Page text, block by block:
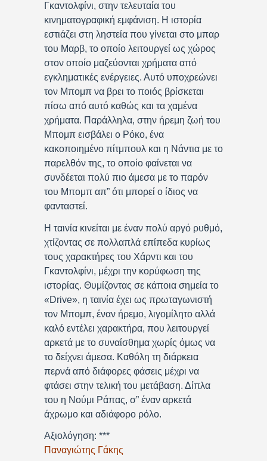
Γκαντολφίνι, στην τελευταία του
κινηματογραφική εμφάνιση. Η ιστορία
εστιάζει στη ληστεία που γίνεται στο μπαρ
του Μαρβ, το οποίο λειτουργεί ως χώρος
στον οποίο μαζεύονται χρήματα από
εγκληματικές ενέργειες. Αυτό υποχρεώνει
τον Μπομπ να βρει το ποιός βρίσκεται
πίσω από αυτό καθώς και τα χαμένα
χρήματα. Παράλληλα, στην ήρεμη ζωή του
Μπομπ εισβάλει ο Ρόκο, ένα
κακοποιημένο πίτμπουλ και η Νάντια με το
παρελθόν της, το οποίο φαίνεται να
συνδέεται πολύ πιο άμεσα με το παρόν
του Μπομπ απ” ότι μπορεί ο ίδιος να
φανταστεί.
Η ταινία κινείται με έναν πολύ αργό ρυθμό,
χτίζοντας σε πολλαπλά επίπεδα κυρίως
τους χαρακτήρες του Χάρντι και του
Γκαντολφίνι, μέχρι την κορύφωση της
ιστορίας. Θυμίζοντας σε κάποια σημεία το
«Drive», η ταινία έχει ως πρωταγωνιστή
τον Μπομπ, έναν ήρεμο, λιγομίλητο αλλά
καλό εντέλει χαρακτήρα, που λειτουργεί
αρκετά με το συναίσθημα χωρίς όμως να
το δείχνει άμεσα. Καθόλη τη διάρκεια
περνά από διάφορες φάσεις μέχρι να
φτάσει στην τελική του μετάβαση. Δίπλα
του η Νούμι Ράπας, σ” έναν αρκετά
άχρωμο και αδιάφορο ρόλο.
Αξιολόγηση: ***
Παναγιώτης Γάκης